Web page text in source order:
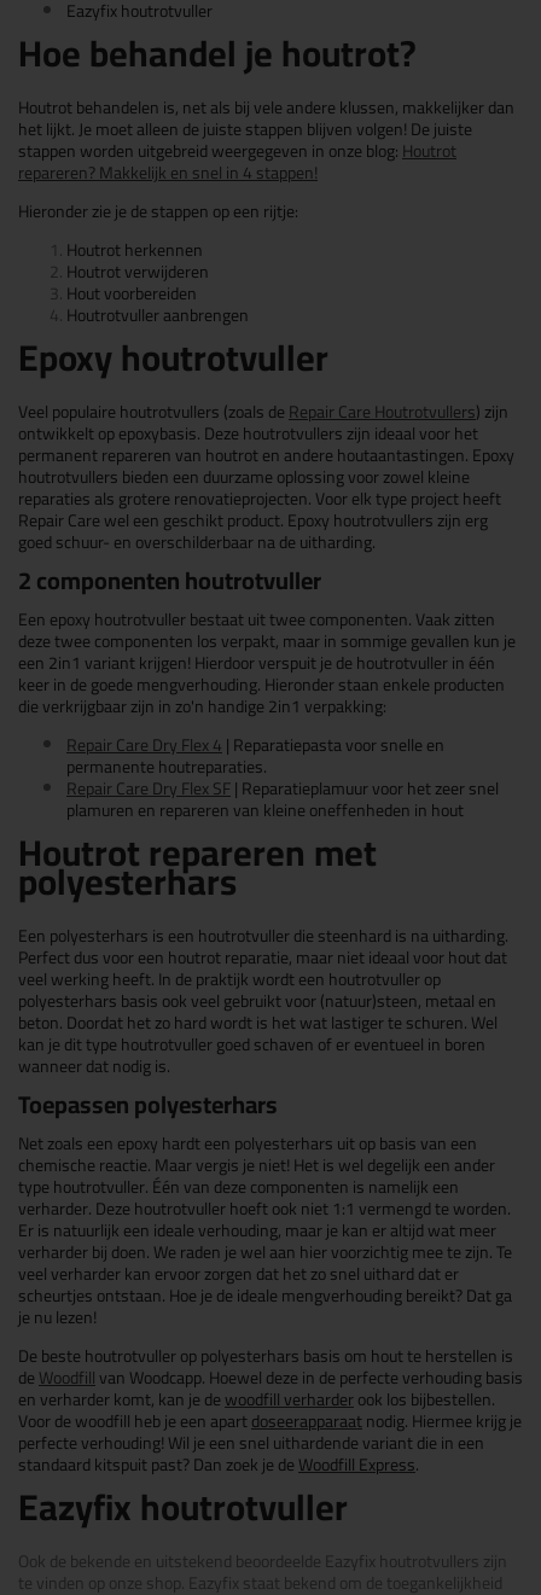
Eazyfix houtrotvuller
Hoe behandel je houtrot?
Houtrot behandelen is, net als bij vele andere klussen, makkelijker dan
het lijkt. Je moet alleen de juiste stappen blijven volgen! De juiste
stappen worden uitgebreid weergegeven in onze blog:Houtrot
repareren? Makkelijk en snel in 4 stappen!
Hieronder zie je de stappen op een rijtje:
Houtrot herkennen
Houtrot verwijderen
Hout voorbereiden
Houtrotvuller aanbrengen
Epoxy houtrotvuller
Veel populaire houtrotvullers (zoals deRepair Care Houtrotvullers) zijn
ontwikkelt op epoxybasis. Deze houtrotvullers zijn ideaal voor het
permanent repareren van houtrot en andere houtaantastingen. Epoxy
houtrotvullers bieden een duurzame oplossing voor zowel kleine
reparaties als grotere renovatieprojecten. Voor elk type project heeft
Repair Care wel een geschikt product. Epoxy houtrotvullers zijn erg
goed schuur- en overschilderbaar na de uitharding.
2 componenten houtrotvuller
Een epoxy houtrotvuller bestaat uit twee componenten. Vaak zitten
deze twee componenten los verpakt, maar in sommige gevallen kun je
een 2in1 variant krijgen! Hierdoor verspuit je de houtrotvuller in één
keer in de goede mengverhouding. Hieronder staan enkele producten
die verkrijgbaar zijn in zo'n handige 2in1 verpakking:
Repair Care Dry Flex 4| Reparatiepasta voor snelle en
permanente houtreparaties.
Repair Care Dry Flex SF| Reparatieplamuur voor het zeer snel
plamuren en repareren van kleine oneffenheden in hout
Houtrot repareren met
polyesterhars
Een polyesterhars is een houtrotvuller die steenhard is na uitharding.
Perfect dus voor een houtrot reparatie, maar niet ideaal voor hout dat
veel werking heeft. In de praktijk wordt een houtrotvuller op
polyesterhars basis ook veel gebruikt voor (natuur)steen, metaal en
beton. Doordat het zo hard wordt is het wat lastiger te schuren. Wel
kan je dit type houtrotvuller goed schaven of er eventueel in boren
wanneer dat nodig is.
Toepassen polyesterhars
Net zoals een epoxy hardt een polyesterhars uit op basis van een
chemische reactie. Maar vergis je niet! Het is wel degelijk een ander
type houtrotvuller. Één van deze componenten is namelijk een
verharder. Deze houtrotvuller hoeft ook niet 1:1 vermengd te worden.
Er is natuurlijk een ideale verhouding, maar je kan er altijd wat meer
verharder bij doen. We raden je wel aan hier voorzichtig mee te zijn. Te
veel verharder kan ervoor zorgen dat het zo snel uithard dat er
scheurtjes ontstaan. Hoe je de ideale mengverhouding bereikt? Dat ga
je nu lezen!
De beste houtrotvuller op polyesterhars basis om hout te herstellen is
deWoodfillvan Woodcapp. Hoewel deze in de perfecte verhouding basis
en verharder komt, kan je dewoodfill verharderook los bijbestellen.
Voor de woodfill heb je een apartdoseerapparaatnodig. Hiermee krijg je
perfecte verhouding! Wil je een snel uithardende variant die in een
standaard kitspuit past? Dan zoek je deWoodfill Express.
Eazyfix houtrotvuller
Ook de bekende en uitstekend beoordeelde Eazyfix houtrotvullers zijn
te vinden op onze shop. Eazyfix staat bekend om de toegankelijkheid